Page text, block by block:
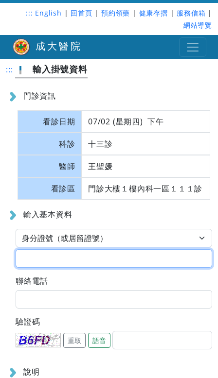
::: English | 回首頁 | 預約領藥 | 健康存摺 | 服務信箱 |
網站導覽
成大醫院
::: 輸入掛號資料
門診資訊
看診日期 07/02 (星期四) 下午
科診 十三診
醫師 王聖媛
看診區 門診大樓１樓內科一區１１１診
輸入基本資料
聯絡電話
驗證碼
重取 語音
說明